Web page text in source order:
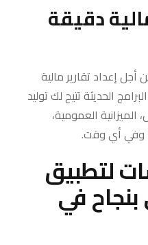
دقيقة
أجل إعداد تقارير مالية
الحديثة تتيح لك توليد
العمومية،
وفي أي وقت.
لتطبيق
في